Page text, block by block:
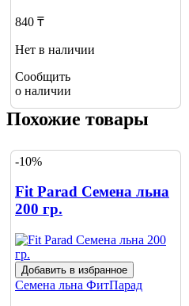
840 ₸
Нет в наличии
Сообщить
о наличии
Похожие товары
-10%
Fit Parad Семена льна
200 гр.
Добавить в избранное
Семена льна ФитПарад